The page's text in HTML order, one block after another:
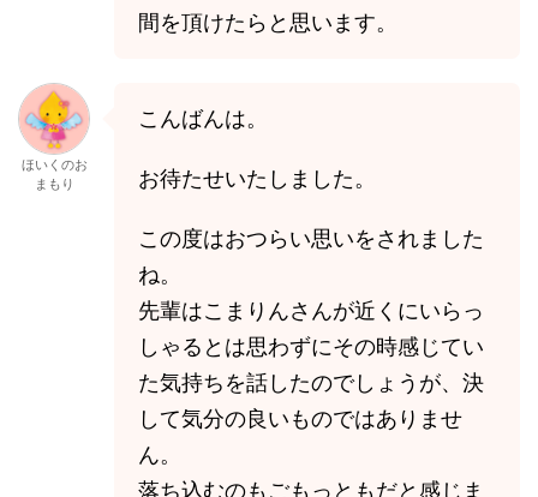
間を頂けたらと思います。
ほいくのお
まもり
こんばんは。
お待たせいたしました。
この度はおつらい思いをされました
ね。
先輩はこまりんさんが近くにいらっ
しゃるとは思わずにその時感じてい
た気持ちを話したのでしょうが、決
して気分の良いものではありませ
ん。
落ち込むのもごもっともだと感じま